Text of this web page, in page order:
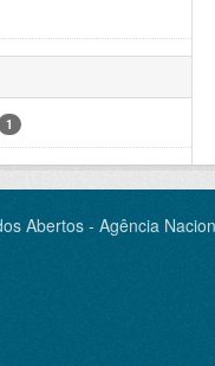
1
Abertos - Agência